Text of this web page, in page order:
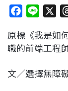
c
e
o
n
e
原標《我是如
職的前端工程
文／選擇無障